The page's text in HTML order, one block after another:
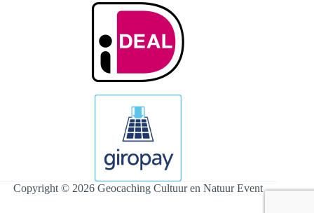
Copyright © 2026 Geocaching Cultuur en Natuur Event